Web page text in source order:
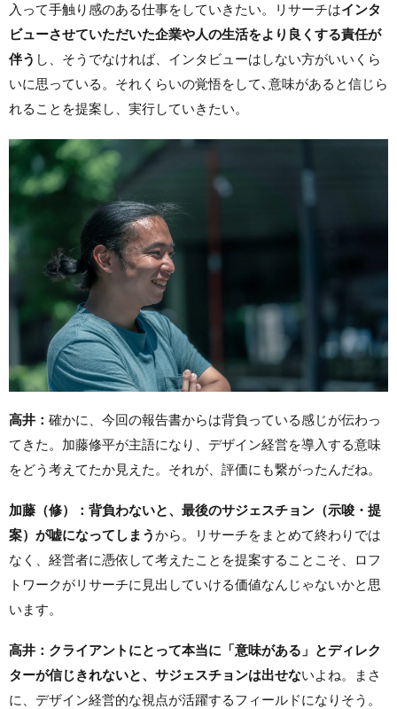
入って手触り感のある仕事をしていきたい。リサーチはインタ
ビューさせていただいた企業や人の生活をより良くする責任が
伴う し、そうでなければ、インタビューはしない方がいいくら
いに思っている。それくらいの覚悟をして､意味があると信じら
れることを提案し、実行していきたい。
高井： 確かに、今回の報告書からは背負っている感じが伝わっ
てきた。加藤修平が主語になり、デザイン経営を導入する意味
をどう考えてたか見えた。それが、評価にも繋がったんだね。
加藤（修）：背負わないと、最後のサジェスチョン（示唆・提
案）が嘘になってしまうから。リサーチをまとめて終わりでは
なく、経営者に憑依して考えたことを提案することこそ、ロフ
トワークがリサーチに見出していける価値なんじゃないかと思
います。
高井：クライアントにとって本当に「意味がある」とディレク
ターが信じきれないと、サジェスチョンは出せないよね。まさ
に、デザイン経営的な視点が活躍するフィールドになりそう。